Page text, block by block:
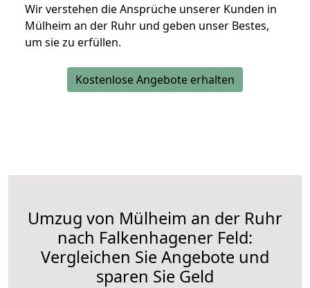
Wir verstehen die Ansprüche unserer Kunden in
Mülheim an der Ruhr und geben unser Bestes,
um sie zu erfüllen.
Kostenlose Angebote erhalten
Umzug von Mülheim an der Ruhr
nach Falkenhagener Feld:
Vergleichen Sie Angebote und
sparen Sie Geld